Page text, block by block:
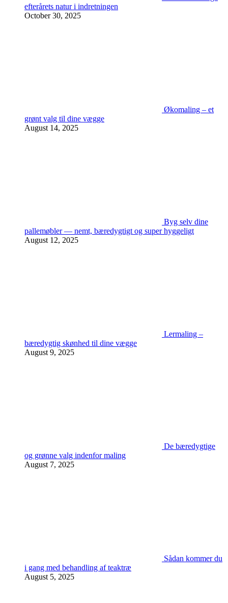
efterårets natur i indretningen
October 30, 2025
Økomaling – et
grønt valg til dine vægge
August 14, 2025
Byg selv dine
pallemøbler — nemt, bæredygtigt og super hyggeligt
August 12, 2025
Lermaling –
bæredygtig skønhed til dine vægge
August 9, 2025
De bæredygtige
og grønne valg indenfor maling
August 7, 2025
Sådan kommer du
i gang med behandling af teaktræ
August 5, 2025